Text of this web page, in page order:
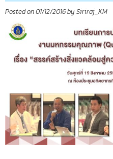
Posted on01/12/2016by Siriraj_KM